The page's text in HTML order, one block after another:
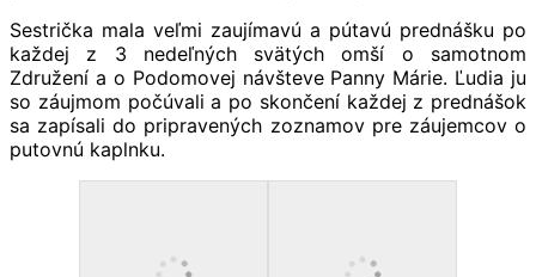
Sestrička mala veľmi zaujímavú a pútavú prednášku po
každej z 3 nedeľných svätých omší o samotnom
Združení a o Podomovej návšteve Panny Márie. Ľudia ju
so záujmom počúvali a po skončení každej z prednášok
sa zapísali do pripravených zoznamov pre záujemcov o
putovnú kaplnku.